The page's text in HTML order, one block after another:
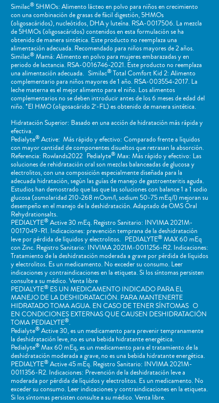
Similac®5HMOs: Alimento lácteo en polvo para niños en crecimiento
con una combinación de grasas de fácil digestión, 5HMOs
(oligosacáridos), nucleótidos, DHA y luteína. RSA-0017506. La mezcla
de 5HMOs (oligosacáridos) contenidos en esta formulación se ha
obtenido de manera sintética. Este producto no reemplaza una
alimentación adecuada. Recomendado para niños mayores de 2 años.
Similac®Mamá: Alimento en polvo para mujeres embarazadas y en
periodo de lactancia. RSA-0016746-2021. Este producto no reemplaza
una alimentación adecuada. Similac®Total Comfort Kid 2: Alimento
complementario para niños mayores de 1 año. RSA-003554-2017. La
leche materna es el mejor alimento para el niño. Los alimentos
complementarios no se deben introducir antes de los 6 meses de edad del
niño. *El HMO (oligosacárido 2’-FL) es obtenido de manera sintética.
Hidratación Superior: Basado en una acción de hidratación más rápida y
efectiva.
Pedialyte®Active: Más rápido y efectivo: Comparado frente a líquidos
con mayor cantidad de componentes disueltos que retrasan la absorción.
Referencia: Rowlands2022 Pedialyte®Max: Más rápido y efectivo: Las
soluciones de rehidratación oral son mezclas balanceadas de glucosa y
electrolitos, con una composición especialmente diseñada para la
adecuada hidratación, según las guías de manejo de gastroenteritis aguda.
Estudios han demostrado que las que las soluciones con balance 1 a 1 sodio
glucosa (osmolaridad 210-268 mOsm/l, sodium 50-75 mEq/l) mejoran su
desempeño en el manejo de la deshidratación. Adaptado de OMS Oral
Rehydrationsalts.
PEDIALYTE®Active 30 mEq. Registro Sanitario: INVIMA 2021M-
0017049-R1. Indicaciones: prevención temprana de la deshidratación
leve por pérdida de líquidos y electrolitos. PEDIALYTE®MAX 60 mEq
con Zinc. Registro Sanitario: INVIMA 2021M-0011256-R2. Indicaciones:
Tratamiento de la deshidratación moderada a grave por pérdida de líquidos
y electrolitos. Es un medicamento. No exceder su consumo. Leer
indicaciones y contraindicaciones en la etiqueta. Si los síntomas persisten
consulte a su médico. Venta libre
PEDIALYTE®ES UN MEDICAMENTO INDICADO PARA EL
MANEJO DE LA DESHIDRATACIÓN. PARA MANTENERTE
HIDRATADO TOMA AGUA. EN CASO DE TENER SÍNTOMAS O
EN CONDICIONES EXTERNAS QUE CAUSEN DESHIDRATACIÓN
TOMA PEDIALYTE®.
Pedialyte®Active 30, es un medicamento para prevenir tempranamente
la deshidratación leve, no es una bebida hidratante energética.
Pedialyte®Max 60 mEq, es un medicamento para el tratamiento de la
deshidratación moderada a grave, no es una bebida hidratante energética.
PEDIALYTE®Active 45 mEq. Registro Sanitario: INVIMA 2021M-
0011356-R2. Indicaciones: Prevención de la deshidratación leve a
moderada por pérdida de líquidos y electrolitos. Es un medicamento. No
exceder su consumo. Leer indicaciones y contraindicaciones en la etiqueta.
Si los síntomas persisten consulte a su médico. Venta libre.